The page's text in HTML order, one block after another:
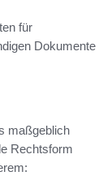
für
Dokumente
maßgeblich
Rechtsform